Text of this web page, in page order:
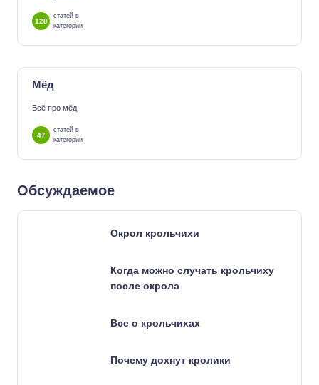
128
статей в
категории
Мёд
Всё про мёд
47
статей в
категории
Обсуждаемое
Окрол крольчихи
Когда можно случать крольчиху
после окрола
Все о крольчихах
Почему дохнут кролики